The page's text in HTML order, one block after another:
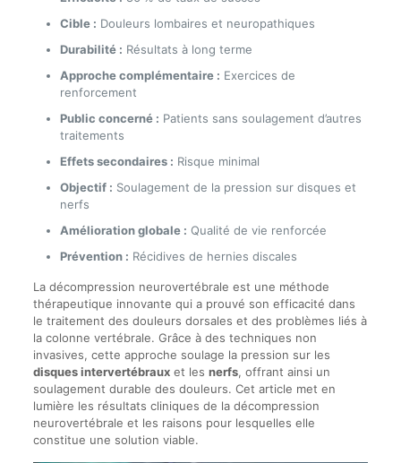
Cible : Douleurs lombaires et neuropathiques
Durabilité : Résultats à long terme
Approche complémentaire : Exercices de
renforcement
Public concerné : Patients sans soulagement d’autres
traitements
Effets secondaires : Risque minimal
Objectif : Soulagement de la pression sur disques et
nerfs
Amélioration globale : Qualité de vie renforcée
Prévention : Récidives de hernies discales
La décompression neurovertébrale est une méthode
thérapeutique innovante qui a prouvé son efficacité dans
le traitement des douleurs dorsales et des problèmes liés à
la colonne vertébrale. Grâce à des techniques non
invasives, cette approche soulage la pression sur les
disques intervertébrauxet les nerfs, offrant ainsi un
soulagement durable des douleurs. Cet article met en
lumière les résultats cliniques de la décompression
neurovertébrale et les raisons pour lesquelles elle
constitue une solution viable.